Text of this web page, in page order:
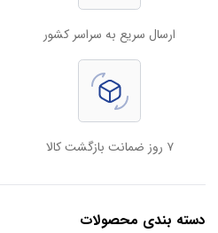
ارسال سریع به سراسر کشور
۷ روز ضمانت بازگشت کالا
دسته بندی محصولات